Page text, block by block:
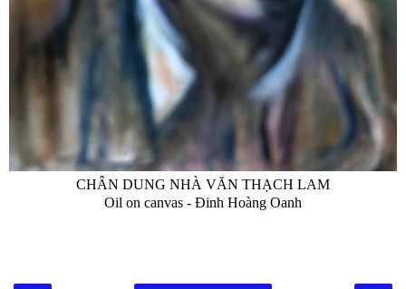
CHÂN DUNG NHÀ VĂN THẠCH LAM
Oil on canvas - Đinh Hoàng Oanh